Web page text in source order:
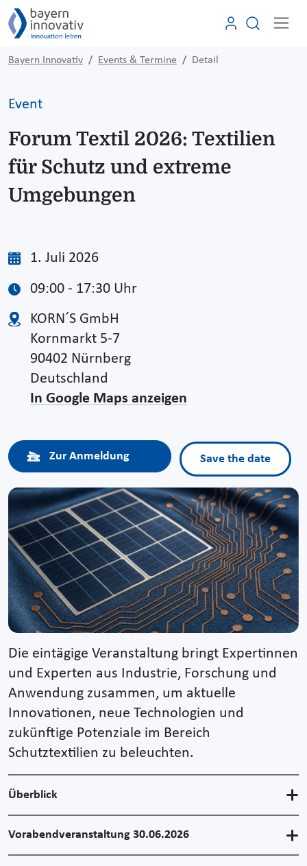
Bayern Innovativ Events & Termine Detail
Event
Forum Textil 2026: Textilien
für Schutz und extreme
Umgebungen
1. Juli 2026
09:00 - 17:30 Uhr
KORN´S GmbH
Kornmarkt 5-7
90402 Nürnberg
Deutschland
In Google Maps anzeigen
Zur Anmeldung Save the date
Die eintägige Veranstaltung bringt Expertinnen
und Experten aus Industrie, Forschung und
Anwendung zusammen, um aktuelle
Innovationen, neue Technologien und
zukünftige Potenziale im Bereich
Schutztextilien zu beleuchten.
Überblick
Vorabendveranstaltung 30.06.2026